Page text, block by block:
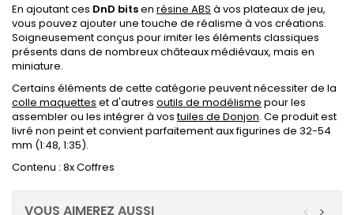
En ajoutant ces DnD bitsen résine ABS à vos plateaux de jeu,
vous pouvez ajouter une touche de réalisme à vos créations.
Soigneusement conçus pour imiter les éléments classiques
présents dans de nombreux châteaux médiévaux, mais en
miniature.
Certains éléments de cette catégorie peuvent nécessiter de la
colle maquettes et d'autres outils de modélisme pour les
assembler ou les intégrer à vostuiles de Donjon. Ce produit est
livré non peint et convient parfaitement aux figurines de 32-54
mm (1:48, 1:35).
Contenu : 8x Coffres
VOUS AIMEREZ AUSSI